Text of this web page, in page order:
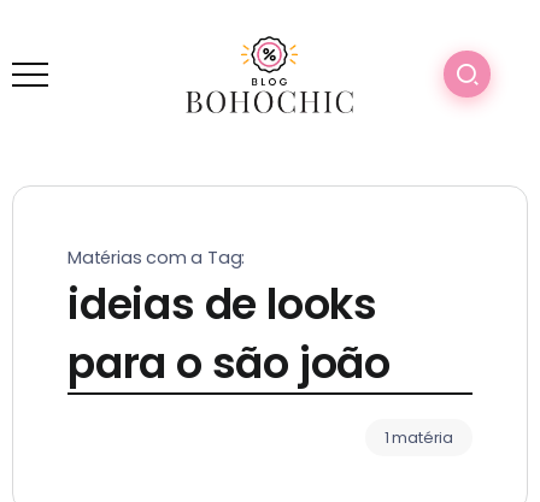
Matérias com a Tag:
ideias de looks
para o são joão
1 matéria